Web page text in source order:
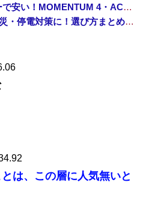
ゼンハイザーがプライムデーで安い！MOMENTUM 4・ACCENTUMなど対象モデルまとめ！
Jackeryポータブル電源が防災・停電対策に！選び方まとめ【プライムデー最終日】
は、この層に人気無いと